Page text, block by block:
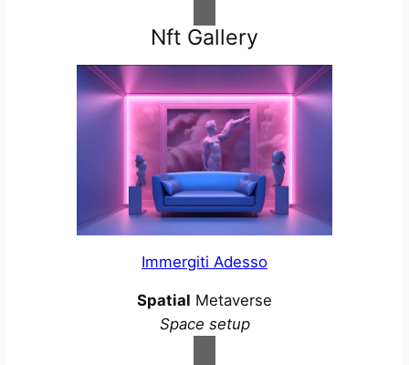
Nft Gallery
Immergiti Adesso
Spatial Metaverse
Space setup